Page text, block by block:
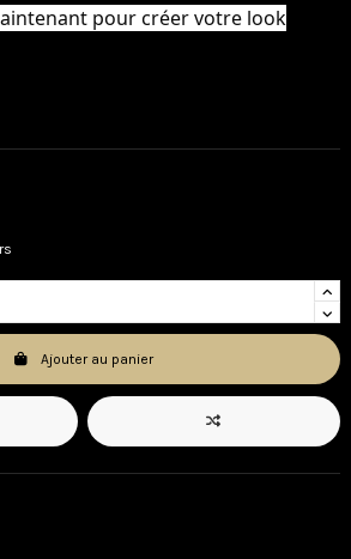
pour créer votre look
Ajouter au panier